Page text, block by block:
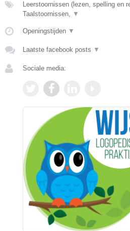
Leerstoornissen (lezen, spelling en
Taalstoornissen, ▼
Openingstijden ▼
Laatste facebook posts ▼
Sociale media: